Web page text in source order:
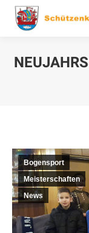
Bogensport
Meisterschaften
News